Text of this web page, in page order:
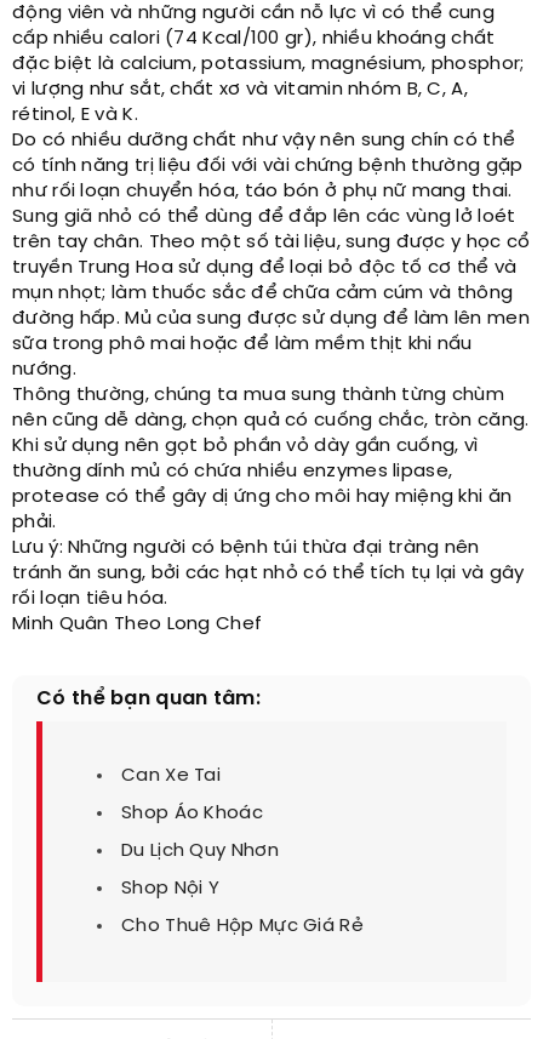
động viên và những người cần nỗ lực vì có thể cung
cấp nhiều calori (74 Kcal/100 gr), nhiều khoáng chất
đặc biệt là calcium, potassium, magnésium, phosphor;
vi lượng như sắt, chất xơ và vitamin nhóm B, C, A,
rétinol, E và K.
Do có nhiều dưỡng chất như vậy nên sung chín có thể
có tính năng trị liệu đối với vài chứng bệnh thường gặp
như rối loạn chuyển hóa, táo bón ở phụ nữ mang thai.
Sung giã nhỏ có thể dùng để đắp lên các vùng lở loét
trên tay chân. Theo một số tài liệu, sung được y học cổ
truyền Trung Hoa sử dụng để loại bỏ độc tố cơ thể và
mụn nhọt; làm thuốc sắc để chữa cảm cúm và thông
đường hấp. Mủ của sung được sử dụng để làm lên men
sữa trong phô mai hoặc để làm mềm thịt khi nấu
nướng.
Thông thường, chúng ta mua sung thành từng chùm
nên cũng dễ dàng, chọn quả có cuống chắc, tròn căng.
Khi sử dụng nên gọt bỏ phần vỏ dày gần cuống, vì
thường dính mủ có chứa nhiều enzymes lipase,
protease có thể gây dị ứng cho môi hay miệng khi ăn
phải.
Lưu ý: Những người có bệnh túi thừa đại tràng nên
tránh ăn sung, bởi các hạt nhỏ có thể tích tụ lại và gây
rối loạn tiêu hóa.
Minh Quân Theo Long Chef
Có thể bạn quan tâm:
Can Xe Tai
Shop Áo Khoác
Du Lịch Quy Nhơn
Shop Nội Y
Cho Thuê Hộp Mực Giá Rẻ